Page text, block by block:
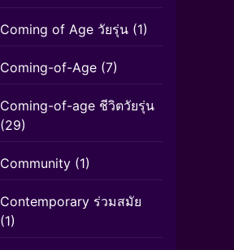
Coming of Age วัยรุ่น (1)
Coming-of-Age (7)
Coming-of-age ชีวิตวัยรุ่น
(29)
Community (1)
Contemporary ร่วมสมัย
(1)